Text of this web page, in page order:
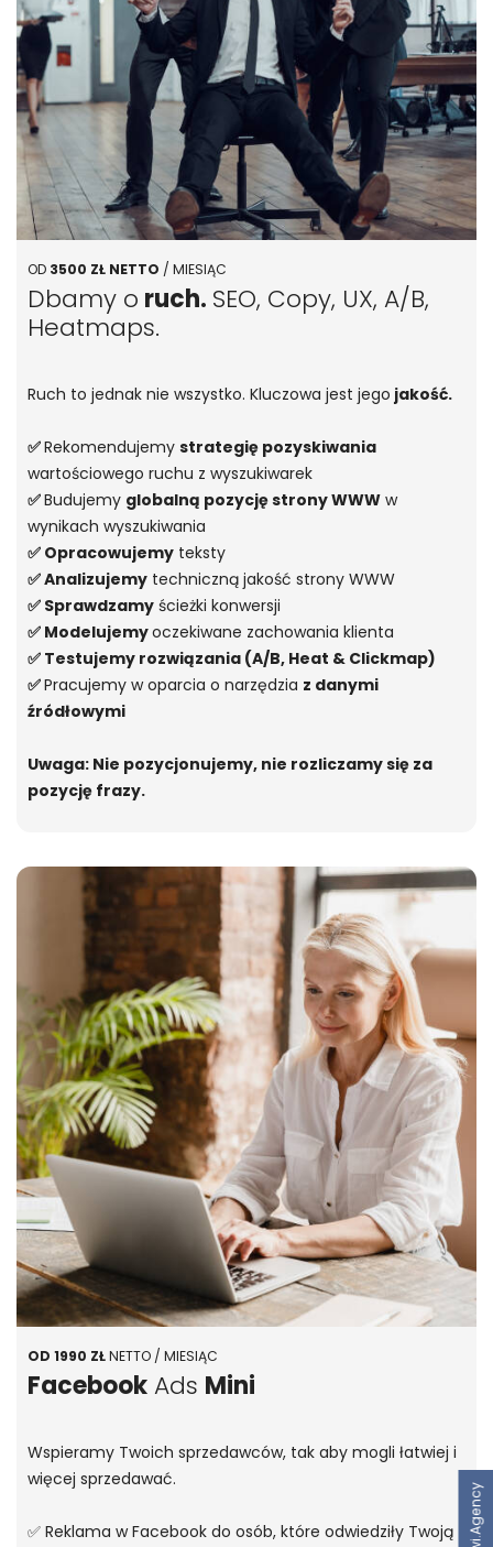
OD 3500 ZŁ NETTO / MIESIĄC
Dbamy o ruch. SEO, Copy, UX, A/B,
Heatmaps.
Ruch to jednak nie wszystko. Kluczowa jest jego jakość.
✅Rekomendujemy strategię pozyskiwania
wartościowego ruchu z wyszukiwarek
✅Budujemy globalną pozycję strony WWW w
wynikach wyszukiwania
✅ Opracowujemy teksty
✅ Analizujemy techniczną jakość strony WWW
✅ Sprawdzamy ścieżki konwersji
✅ Modelujemyoczekiwane zachowania klienta
✅ Testujemy rozwiązania (A/B, Heat & Clickmap)
✅Pracujemy w oparcia o narzędzia z danymi
źródłowymi
Uwaga: Nie pozycjonujemy, nie rozliczamy się za
pozycję frazy.
OD 1990 ZŁNETTO / MIESIĄC
FacebookAds Mini
Wspieramy Twoich sprzedawców, tak aby mogli łatwiej i
więcej sprzedawać.
✅ Reklama w Facebook do osób, które odwiedziły Twoją
Ewi.Agency